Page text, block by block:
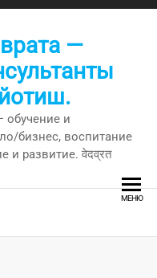
—
и
бизнес, воспитание
и развитие. वेदव्रत
МЕНЮ